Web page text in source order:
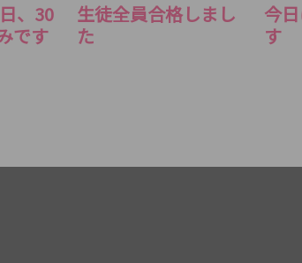
、30
です
生徒全員合格しまし
た
今
す